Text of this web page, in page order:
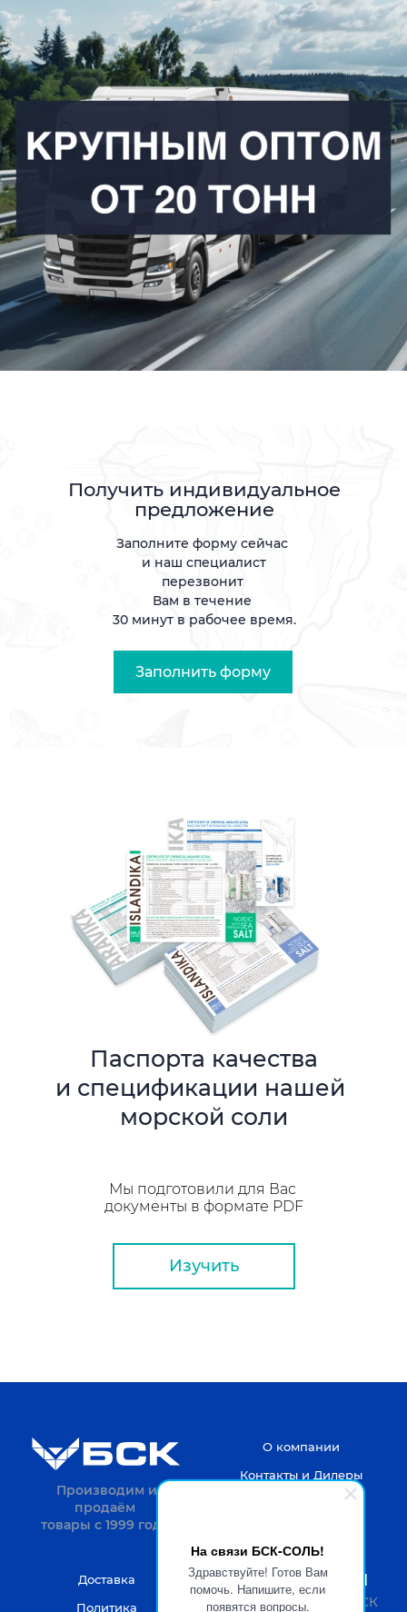
На связи БСК-СОЛЬ!
Здравствуйте! Готов Вам
помочь. Напишите, если
появятся вопросы.
Получить индивидуальное
предложение
Заполните форму сейчас
и наш специалист
перезвонит
Вам в течение
30 минут в рабочее время.
Заполнить форму
Изучить
Паспорта качества
и спецификации нашей
морской соли
Мы подготовили для Вас
документы в формате PDF
Производим и
продаём
товары с 1999 года.
О компании
Контакты и Дилеры
Доставка
Политика
8-4722-20-52-31
Пн-Пт с 9 до 18 по МСК